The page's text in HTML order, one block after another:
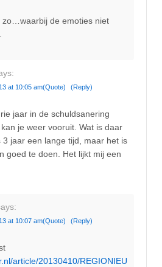
zo…waarbij de emoties niet
at 10:05 am(Quote) (Reply)
jaar in de schuldsanering
je weer vooruit. Wat is daar
3 jaar een lange tijd, maar het is
goed te doen. Het lijkt mij een
at 10:07 am(Quote) (Reply)
article/20130410/REGIONIEU